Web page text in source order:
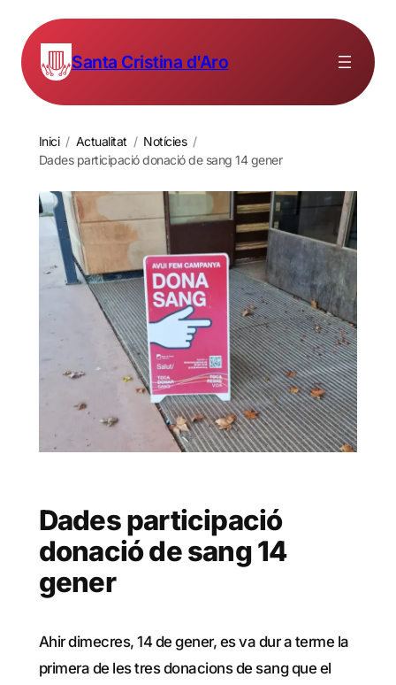
Santa Cristina d'Aro
Inici / Actualitat / Notícies /
Dades participació donació de sang 14 gener
Dades participació
donació de sang 14
gener
Ahir dimecres, 14 de gener, es va dur a terme la
primera de les tres donacions de sang que el